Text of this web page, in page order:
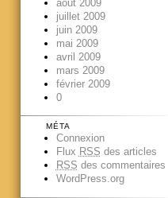
août 2009
juillet 2009
juin 2009
mai 2009
avril 2009
mars 2009
février 2009
0
MÉTA
Connexion
Flux RSS des articles
RSS des commentaires
WordPress.org